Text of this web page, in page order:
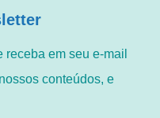
em seu e-mail
conteúdos, e